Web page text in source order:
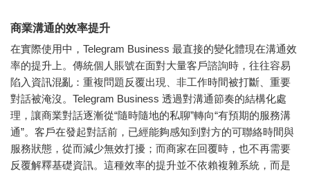
商業溝通的效率提升
在實際使用中，Telegram Business 最直接的變化體現在溝通效
率的提升上。傳統個人賬號在面對大量客戶諮詢時，往往容易
陷入資訊混亂：重複問題反覆出現、非工作時間被打斷、重要
對話被淹沒。Telegram Business 透過對溝通節奏的結構化處
理，讓商業對話逐漸從“隨時隨地的私聊”轉向“有預期的服務溝
通”。客戶在發起對話前，已經能夠感知到對方的可聯絡時間與
服務狀態，從而減少無效打擾；而商家在回覆時，也不再需要
反覆解釋基礎資訊。這種效率的提升並不依賴複雜系統，而是